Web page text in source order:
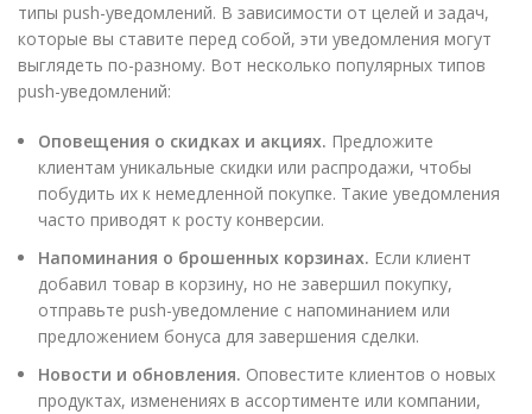
типы push-уведомлений. В зависимости от целей и задач,
которые вы ставите перед собой, эти уведомления могут
выглядеть по-разному. Вот несколько популярных типов
push-уведомлений:
Оповещения о скидках и акциях. Предложите
клиентам уникальные скидки или распродажи, чтобы
побудить их к немедленной покупке. Такие уведомления
часто приводят к росту конверсии.
Напоминания о брошенных корзинах. Если клиент
добавил товар в корзину, но не завершил покупку,
отправьте push-уведомление с напоминанием или
предложением бонуса для завершения сделки.
Новости и обновления. Оповестите клиентов о новых
продуктах, изменениях в ассортименте или компании,